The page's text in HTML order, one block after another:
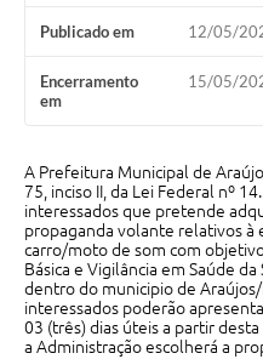
Acesso a Informação
Guia de Serviços
Lei Aldir Blanc
Arquivos de Transparência
Lei de Acesso a Informação
Editais
Modelos
Publicado em 12/05/
Encerramento
em
15/05/
A Prefeitura Municipal de
75, inciso II, da Lei Federal nº
interessados que pretende
propaganda volante relativos à
carro/moto de som com
Básica e Vigilância em Saúde
dentro do municipio de
interessados poderão
03 (três) dias úteis a partir
a Administração escolherá a